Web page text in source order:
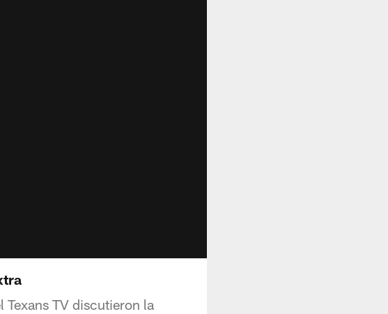
Texans TV discutieron la